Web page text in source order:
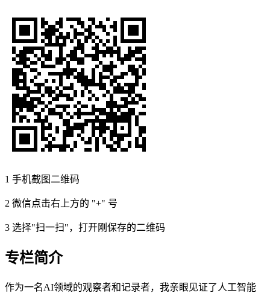
1 手机截图二维码
2 微信点击右上方的 "+" 号
3 选择"扫一扫"，打开刚保存的二维码
专栏简介
作为一名AI领域的观察者和记录者，我亲眼见证了人工智能